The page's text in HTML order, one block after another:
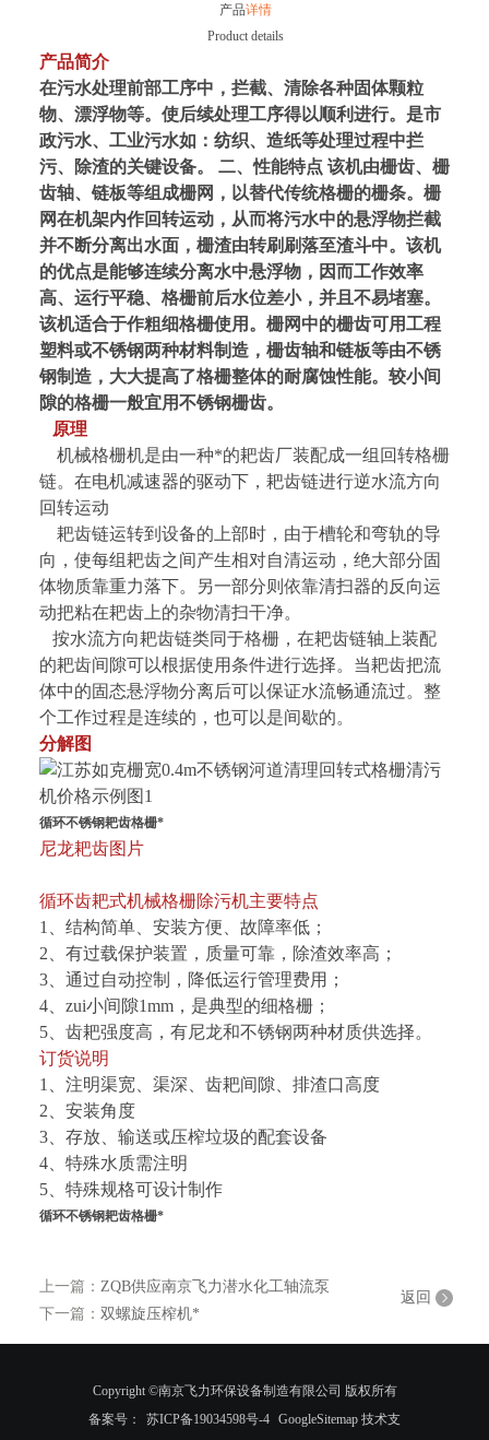
产品详情
Product details
产品简介
在污水处理前部工序中，拦截、清除各种固体颗粒
物、漂浮物等。使后续处理工序得以顺利进行。是市
政污水、工业污水如：纺织、造纸等处理过程中拦
污、除渣的关键设备。 二、性能特点 该机由栅齿、栅
齿轴、链板等组成栅网，以替代传统格栅的栅条。栅
网在机架内作回转运动，从而将污水中的悬浮物拦截
并不断分离出水面，栅渣由转刷刷落至渣斗中。该机
的优点是能够连续分离水中悬浮物，因而工作效率
高、运行平稳、格栅前后水位差小，并且不易堵塞。
该机适合于作粗细格栅使用。栅网中的栅齿可用工程
塑料或不锈钢两种材料制造，栅齿轴和链板等由不锈
钢制造，大大提高了格栅整体的耐腐蚀性能。较小间
隙的格栅一般宜用不锈钢栅齿。
原理
机械格栅机是由一种*的耙齿厂装配成一组回转格栅
链。在电机减速器的驱动下，耙齿链进行逆水流方向
回转运动
耙齿链运转到设备的上部时，由于槽轮和弯轨的导
向，使每组耙齿之间产生相对自清运动，绝大部分固
体物质靠重力落下。另一部分则依靠清扫器的反向运
动把粘在耙齿上的杂物清扫干净。
按水流方向耙齿链类同于格栅，在耙齿链轴上装配
的耙齿间隙可以根据使用条件进行选择。当耙齿把流
体中的固态悬浮物分离后可以保证水流畅通流过。整
个工作过程是连续的，也可以是间歇的。
分解图
循环不锈钢耙齿格栅*
尼龙耙齿图片
循环齿耙式机械格栅除污机主要特点
1、结构简单、安装方便、故障率低；
2、有过载保护装置，质量可靠，除渣效率高；
3、通过自动控制，降低运行管理费用；
4、zui小间隙1mm，是典型的细格栅；
5、齿耙强度高，有尼龙和不锈钢两种材质供选择。
订货说明
1、注明渠宽、渠深、齿耙间隙、排渣口高度
2、安装角度
3、存放、输送或压榨垃圾的配套设备
4、特殊水质需注明
5、特殊规格可设计制作
循环不锈钢耙齿格栅*
上一篇： ZQB供应南京飞力潜水化工轴流泵
下一篇： 双螺旋压榨机*
返回
Copyright ©南京飞力环保设备制造有限公司 版权所有
备案号：
苏ICP备19034598号-4 GoogleSitemap 技术支